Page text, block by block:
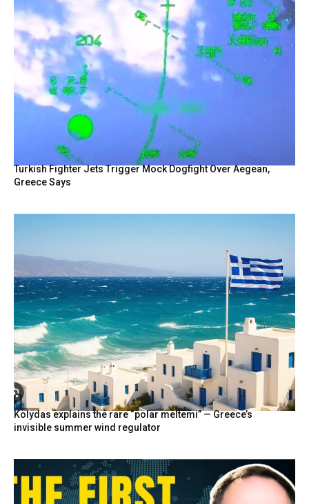
Turkish Fighter Jets Trigger Mock Dogfight Over Aegean,
Greece Says
Kolydas explains the rare “polar meltemi” — Greece’s
invisible summer wind regulator